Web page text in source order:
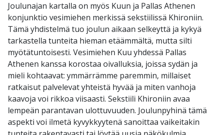
Joulunajan kartalla on myös Kuun ja Pallas Athenen
konjunktio vesimiehen merkissä sekstiilissä Khironiin.
Tämä yhdistelmä tuo joulun aikaan selkeyttä ja kykyä
tarkastella tunteita hieman etäämmältä, mutta silti
myötätuntoisesti. Vesimiehen Kuu yhdessä Pallas
Athenen kanssa korostaa oivalluksia, joissa sydän ja
mieli kohtaavat: ymmärrämme paremmin, millaiset
ratkaisut palvelevat yhteistä hyvää ja miten vanhoja
kaavoja voi rikkoa viisaasti. Sekstiili Khironiin avaa
lempeän parantavan ulottuvuuden. Joulunpyhinä tämä
aspekti voi ilmetä kyvykkyytenä sanoittaa vaikeitakin